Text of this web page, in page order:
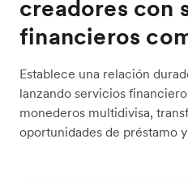
creadores con
financieros
Establece una relación
lanzando servicios
monederos multidivisa,
oportunidades de préstamo